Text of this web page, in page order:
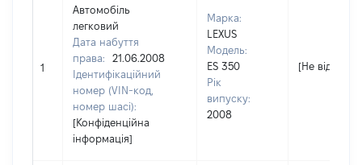
1
Автомобіль
легковий
Дата набуття
права:
21.06.2008
Ідентифікаційний
номер (VIN-код,
номер шасі):
[Конфіденційна
інформація]
Марка:
LEXUS
Модель:
ES 350
Рік
випуску:
2008
[Не відомо]